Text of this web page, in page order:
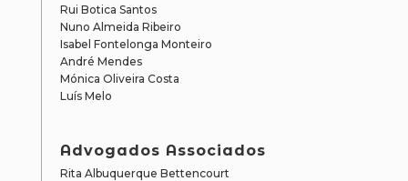
Rui Botica Santos
Nuno Almeida Ribeiro
Isabel Fontelonga Monteiro
André Mendes
Mónica Oliveira Costa
Luís Melo
Advogados Associados
Rita Albuquerque Bettencourt